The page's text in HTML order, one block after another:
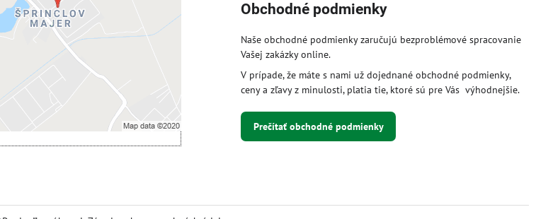
Povoliť tentokrát
a zapamätať - súhlas s druhom
cookie: Funkčné
obsah v novom okne
Obchodné podmienky
Naše obchodné podmienky zaručujú bezproblémové spracovanie
Vašej zakázky online.
V prípade, že máte s nami už dojednané obchodné podmienky,
ceny a zľavy z minulosti, platia tie, ktoré sú pre Vás výhodnejšie.
Prečítať obchodné podmienky